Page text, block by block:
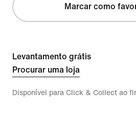
Marcar como
Levantamento grátis
Procurar uma loja
Disponível para Click & Collect ao